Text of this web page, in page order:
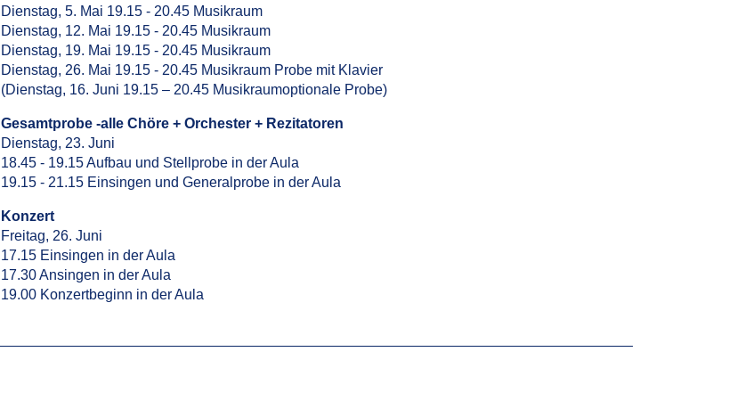
Dienstag, 5. Mai 19.15 - 20.45 Musikraum
Dienstag, 12. Mai 19.15 - 20.45 Musikraum
Dienstag, 19. Mai 19.15 - 20.45 Musikraum
Dienstag, 26. Mai 19.15 - 20.45 Musikraum Probe mit Klavier
(Dienstag, 16. Juni 19.15 – 20.45 Musikraumoptionale Probe)
Gesamtprobe -alle Chöre + Orchester + Rezitatoren
Dienstag, 23. Juni
18.45 - 19.15 Aufbau und Stellprobe in der Aula
19.15 - 21.15 Einsingen und Generalprobe in der Aula
Konzert
Freitag, 26. Juni
17.15 Einsingen in der Aula
17.30 Ansingen in der Aula
19.00 Konzertbeginn in der Aula